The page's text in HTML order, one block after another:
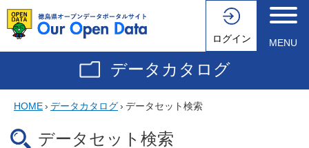
ログイン MENU
データカタログ
HOME› データカタログ› データセット検索
データセット検索